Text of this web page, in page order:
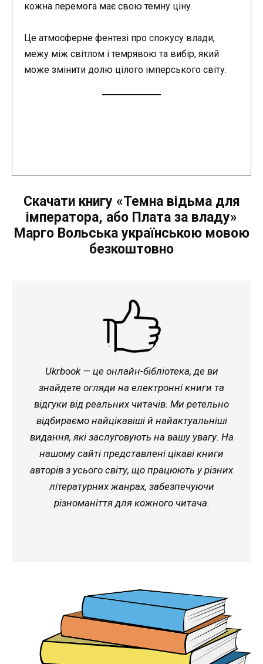
кожна перемога має свою темну ціну.
Це атмосферне фентезі про спокусу влади,
межу між світлом і темрявою та вибір, який
може змінити долю цілого імперського світу.
Скачати книгу «Темна відьма для
імператора, або Плата за владу»
Марго Вольська українською мовою
безкоштовно
Ukrbook — це онлайн-бібліотека, де ви
знайдете огляди на електронні книги та
відгуки від реальних читачів. Ми ретельно
відбираємо найцікавіші й найактуальніші
видання, які заслуговують на вашу увагу. На
нашому сайті представлені цікаві книги
авторів з усього світу, що працюють у різних
літературних жанрах, забезпечуючи
різноманіття для кожного читача.